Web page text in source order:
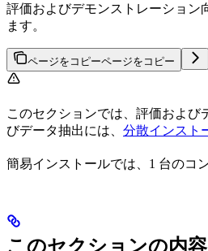
評価およびデモンストレーション
ます。
ページをコピーページをコピー
このセクションでは、評価および
びデータ抽出には、 分散インスト
簡易インストールでは、1 台のコ
このセクションの内容